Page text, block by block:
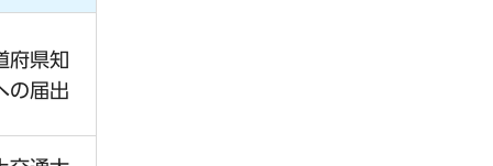
府県知
の届出